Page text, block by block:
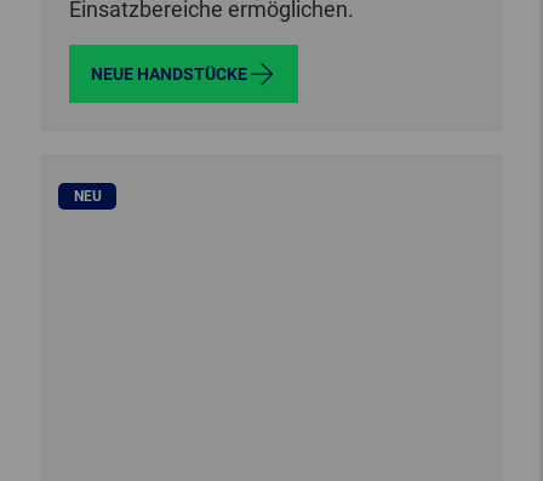
Einsatzbereiche ermöglichen.
NEUE HANDSTÜCKE
NEU